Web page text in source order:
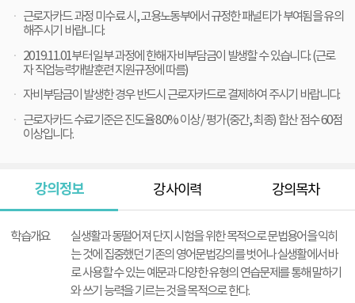
근로자카드 과정 미수료 시, 고용노동부에서 규정한 패널티가 부여됨을 유의
해주시기 바랍니다.
2019.11.01부터 일부 과정에 한해 자비부담금이 발생할 수 있습니다. (근로
자 직업능력개발훈련 지원규정에 따름)
자비부담금이 발생한 경우 반드시 근로자카드로 결제하여 주시기 바랍니다.
근로자카드 수료기준은 진도율 80% 이상 / 평가(중간, 최종) 합산 점수 60점
이상입니다.
강의정보 강사이력 강의목차
학습개요
실생활과 동떨어져 단지 시험을 위한 목적으로 문법용어을 익히
는 것에 집중했던 기존의 영어문법강의를 벗어나 실생활에서 바
로 사용할 수 있는 예문과 다양한 유형의 연습문제를 통해 말하기
와 쓰기 능력을 기르는 것을 목적으로 한다.